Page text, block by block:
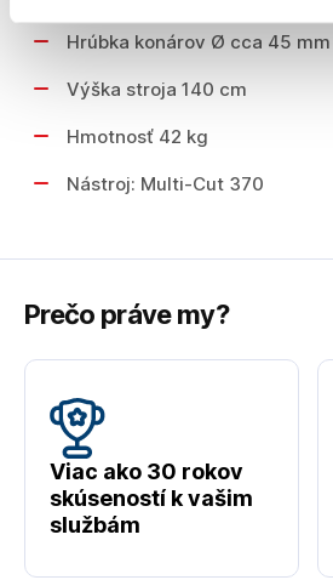
Hrúbka konárov Ø cca 45 mm
Výška stroja 140 cm
Hmotnosť 42 kg
Nástroj: Multi-Cut 370
Prečo práve my?
Viac ako 30 rokov
skúseností k vašim
službám